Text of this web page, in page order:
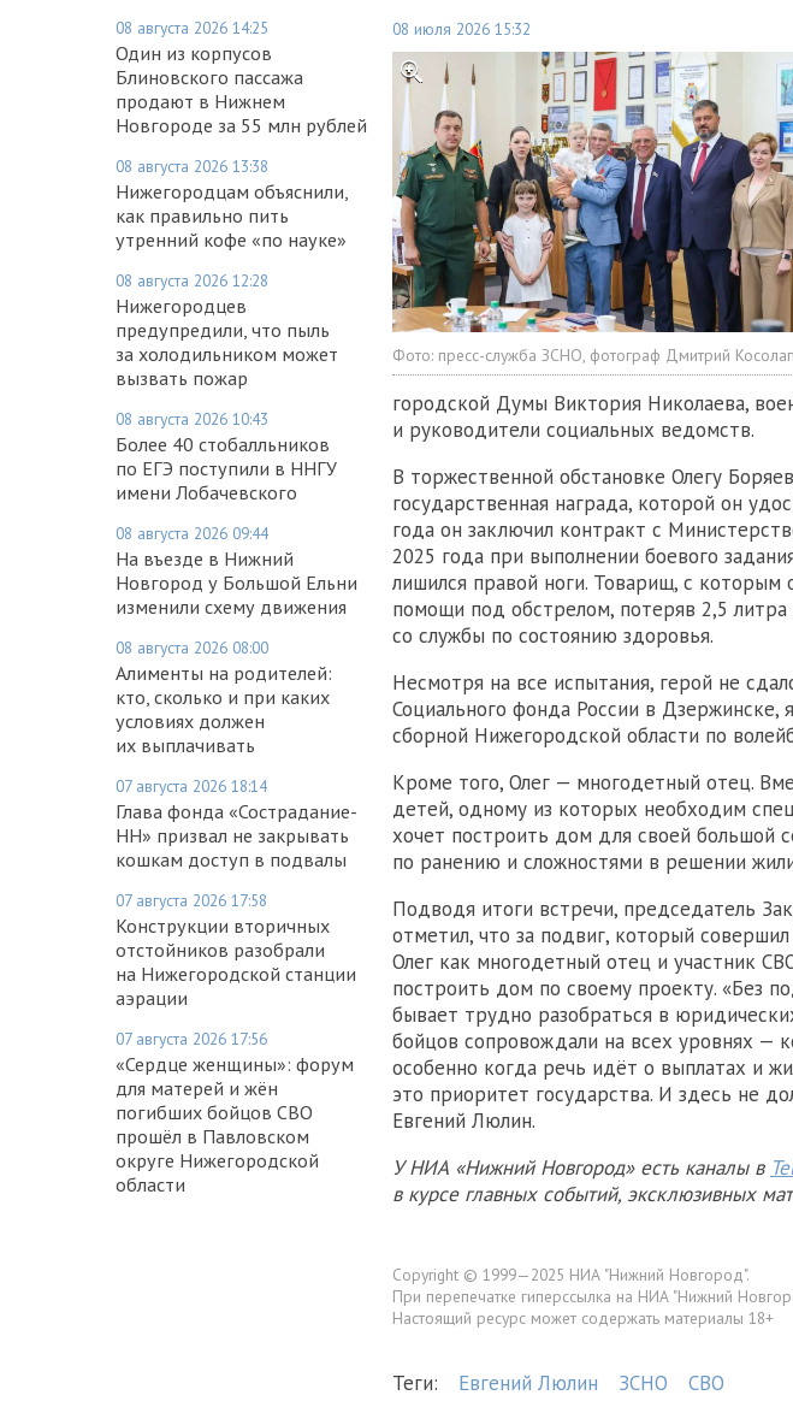
08 августа 2026 14:25
Один из корпусов
Блиновского пассажа
продают в Нижнем
Новгороде за 55 млн рублей
08 августа 2026 13:38
Нижегородцам объяснили,
как правильно пить
утренний кофе «по науке»
08 августа 2026 12:28
Нижегородцев
предупредили, что пыль
за холодильником может
вызвать пожар
08 августа 2026 10:43
Более 40 стобалльников
по ЕГЭ поступили в ННГУ
имени Лобачевского
08 августа 2026 09:44
На въезде в Нижний
Новгород у Большой Ельни
изменили схему движения
08 августа 2026 08:00
Алименты на родителей:
кто, сколько и при каких
условиях должен
их выплачивать
07 августа 2026 18:14
Глава фонда «Сострадание-
НН» призвал не закрывать
кошкам доступ в подвалы
07 августа 2026 17:58
Конструкции вторичных
отстойников разобрали
на Нижегородской станции
аэрации
07 августа 2026 17:56
«Сердце женщины»: форум
для матерей и жён
погибших бойцов СВО
прошёл в Павловском
округе Нижегородской
области
08 июля 2026 15:32
Фото: пресс-служба ЗСНО, фотограф Дмитрий
городской Думы Виктория Николаева,
и руководители социальных ведомств.
В торжественной обстановке Олегу
государственная награда, которой он
года он заключил контракт с
2025 года при выполнении боевого
лишился правой ноги. Товарищ, с которым
помощи под обстрелом, потеряв 2,5
со службы по состоянию здоровья.
Несмотря на все испытания, герой не
Социального фонда России в Дзержинске,
сборной Нижегородской области по
Кроме того, Олег — многодетный отец.
детей, одному из которых необходим
хочет построить дом для своей большой
по ранению и сложностями в решении
Подводя итоги встречи, председатель
отметил, что за подвиг, который
Олег как многодетный отец и участник
построить дом по своему проекту. «Без
бывает трудно разобраться в
бойцов сопровождали на всех уровнях —
особенно когда речь идёт о выплатах и
это приоритет государства. И здесь не
Евгений Люлин.
У НИА «Нижний Новгород» есть каналы в
в курсе главных событий, эксклюзивных
Copyright © 1999—2025 НИА "Нижний Новгород".
При перепечатке гиперссылка на НИА "Нижний
Настоящий ресурс может содержать материалы 18+
Теги: Евгений Люлин ЗСНО СВО